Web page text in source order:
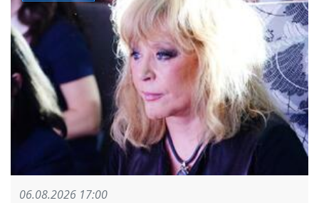
06.08.2026 17:00